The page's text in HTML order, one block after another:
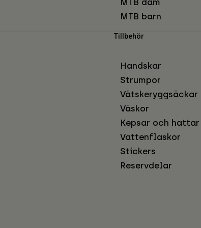
MTB barn
Tillbehör
Handskar
Strumpor
Vätskeryggsäckar
Väskor
Kepsar och hattar
Vattenflaskor
Stickers
Reservdelar